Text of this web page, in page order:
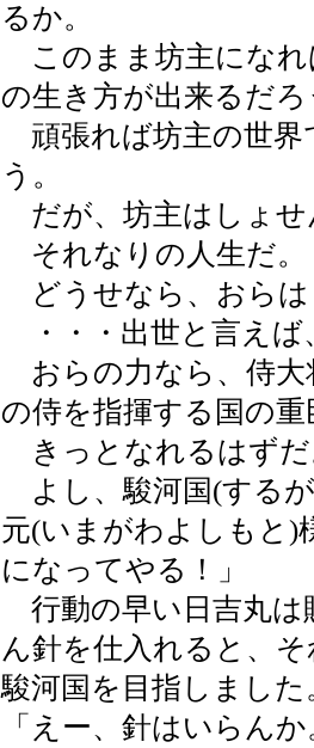
るか。
このまま坊主になれ
の生き方が出来るだろ
頑張れば坊主の世界
う。
だが、坊主はしょせ
それなりの人生だ。
どうせなら、おらは
・・・出世と言えば
おらの力なら、侍
の侍を指揮する国の
きっとなれるはず
よし、駿河国(する
元(いまがわよしもと)
になってやる！」
行動の早い日吉丸は
ん針を仕入れると、
駿河国を目指しました
「えー、針はいらん